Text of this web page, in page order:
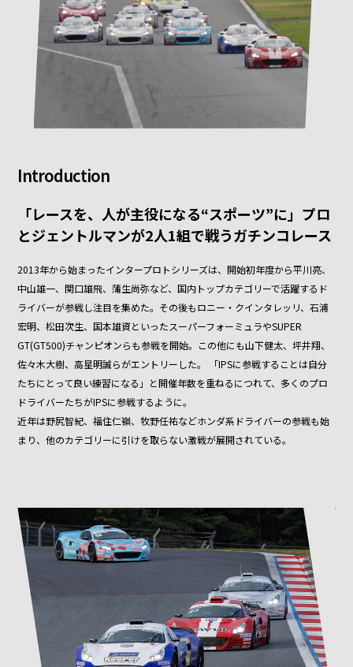
Introduction
「レースを、人が主役になる“スポーツ”に」プロ
とジェントルマンが2人1組で戦うガチンコレース
2013年から始まったインタープロトシリーズは、開始初年度から平川亮、
中山雄一、関口雄飛、蒲生尚弥など、国内トップカテゴリーで活躍するド
ライバーが参戦し注目を集めた。その後もロニー・クインタレッリ、石浦
宏明、松田次生、国本雄資といったスーパーフォーミュラやSUPER
GT(GT500)チャンピオンらも参戦を開始。この他にも山下健太、坪井翔、
佐々木大樹、高星明誠らがエントリーした。 「IPSに参戦することは自分
たちにとって良い練習になる」と開催年数を重ねるにつれて、多くのプロ
ドライバーたちがIPSに参戦するように。
近年は野尻智紀、福住仁嶺、牧野任祐などホンダ系ドライバーの参戦も始
まり、他のカテゴリーに引けを取らない激戦が展開されている。